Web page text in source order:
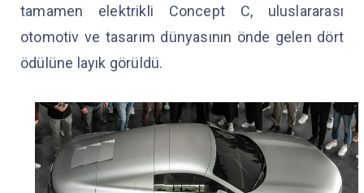
tamamen elektrikli Concept C, uluslararası
otomotiv ve tasarım dünyasının önde gelen dört
ödülüne layık görüldü.